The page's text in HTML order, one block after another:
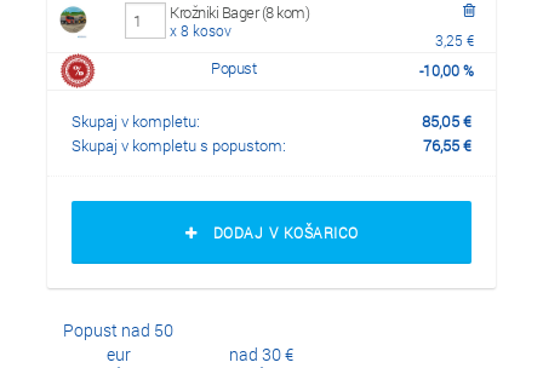
Krožniki Bager (8 kom)
x 8 kosov 3,25 €
Popust -10,00%
Skupaj v kompletu: 85,05€
Skupaj v kompletu s popustom:
76,55€
DODAJ V KOŠARICO
Popust nad 50
eur
nad 30 €